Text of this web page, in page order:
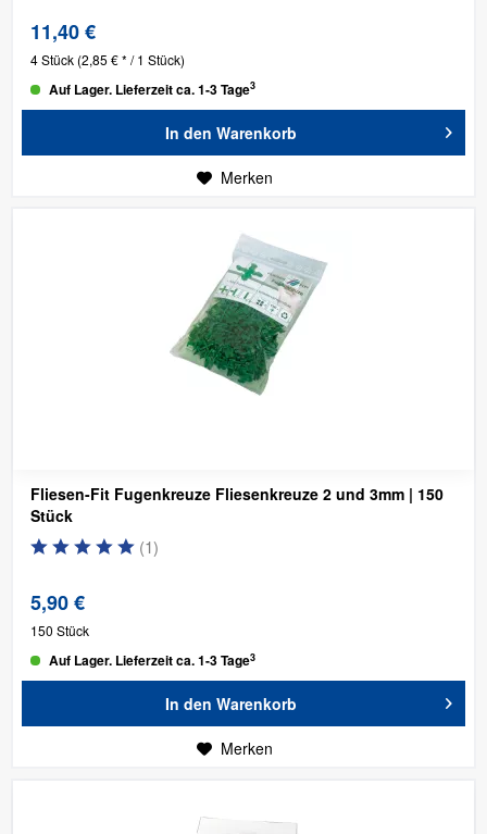
11,40 €
4 Stück (2,85 € * / 1 Stück)
Auf Lager. Lieferzeit ca. 1-3 Tage3
In den Warenkorb
Merken
Fliesen-Fit Fugenkreuze Fliesenkreuze 2 und 3mm | 150
Stück
(1)
5,90 €
150 Stück
Auf Lager. Lieferzeit ca. 1-3 Tage3
In den Warenkorb
Merken